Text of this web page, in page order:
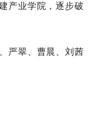
产业学院，逐步破
严翠、曹晨、刘茜